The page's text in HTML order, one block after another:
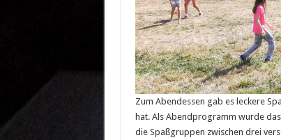
Zum Abendessen gab es leckere
hat. Als Abendprogramm wurde
die Spaßgruppen zwischen drei